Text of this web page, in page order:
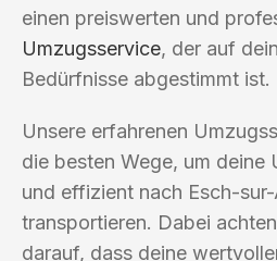
einen preiswerten und
Umzugsservice, der auf
Bedürfnisse abgestimmt ist.
Unsere erfahrenen
die besten Wege, um deine
und effizient nach Esch-
transportieren. Dabei
darauf, dass deine